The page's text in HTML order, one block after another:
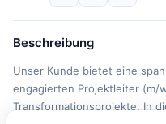
Beschreibung
Unser Kunde bietet eine
engagierten Projektleiter (m/
Transformationsprojekte. In